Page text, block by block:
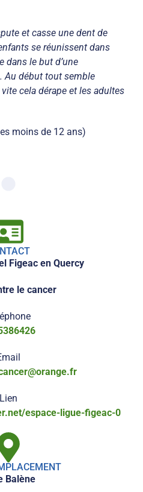
et casse une dent de
se réunissent dans
dans le but d’une
Au début tout semble
cela dérape et les adultes
moins de 12 ans)
Figeac en Quercy
le cancer
Lien
espace-ligue-figeac-0
Balène